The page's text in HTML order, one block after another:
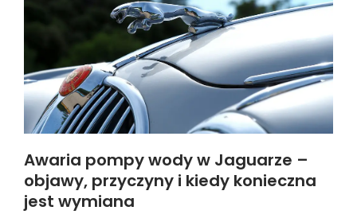
Awaria pompy wody w Jaguarze –
objawy, przyczyny i kiedy konieczna
jest wymiana